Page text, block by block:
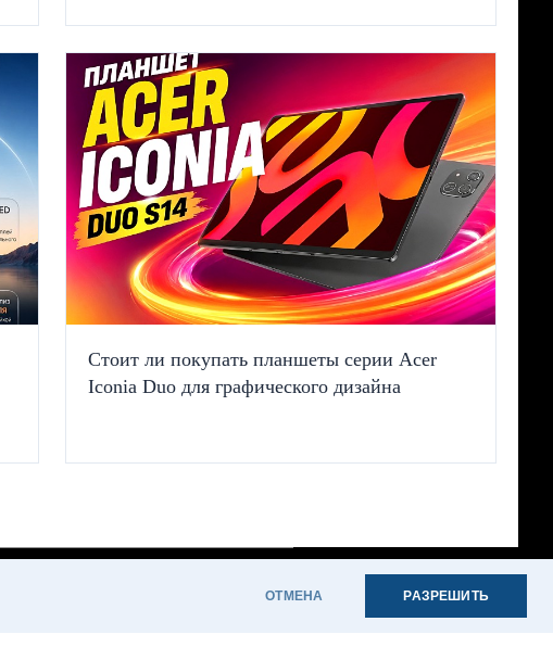
ОТМЕНА РАЗРЕШИТЬ
Стоит ли покупать планшеты серии Acer
Iconia Duo для графического дизайна